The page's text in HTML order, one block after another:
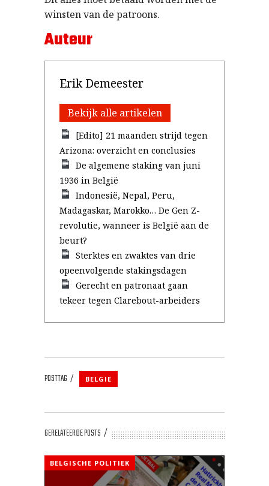
winsten van de patroons.
Auteur
Erik Demeester
Bekijk alle artikelen
[Edito] 21 maanden strijd tegen
Arizona: overzicht en conclusies
De algemene staking van juni
1936 in België
Indonesië, Nepal, Peru,
Madagaskar, Marokko… De Gen Z-
revolutie, wanneer is België aan de
beurt?
Sterktes en zwaktes van drie
opeenvolgende stakingsdagen
Gerecht en patronaat gaan
tekeer tegen Clarebout-arbeiders
POSTTAG BELGIE
GERELATEERDE POSTS
BELGISCHE POLITIEK